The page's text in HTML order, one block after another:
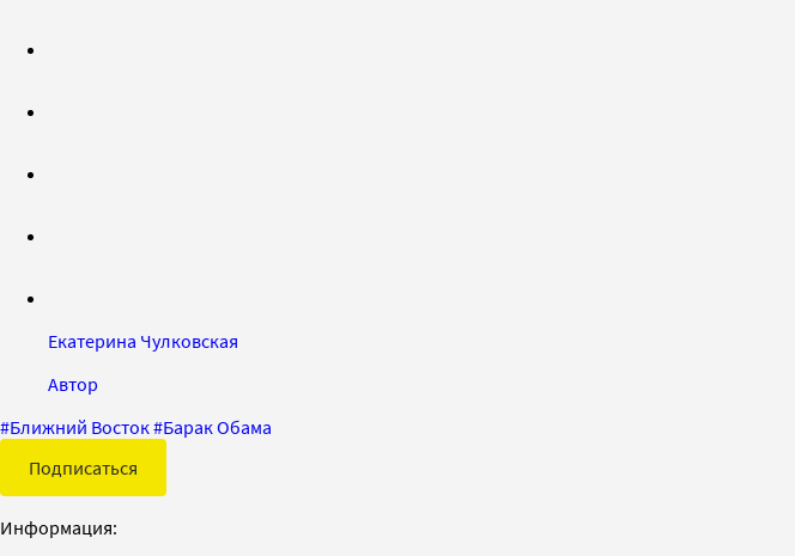
Екатерина Чулковская
Автор
#Ближний Восток#Барак Обама
Подписаться
Информация: